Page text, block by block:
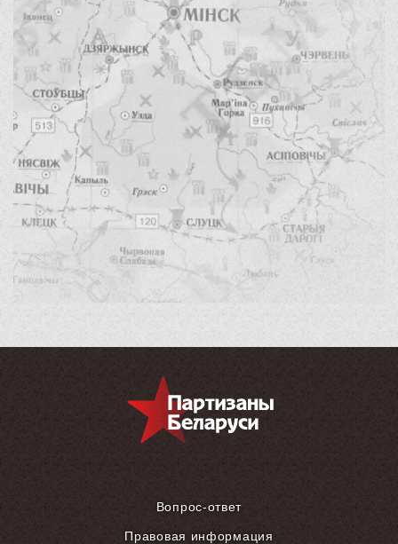
Вопрос-ответ
Правовая информация